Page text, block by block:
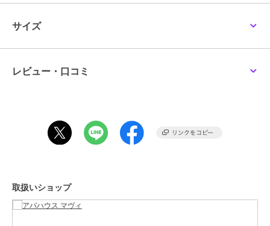
・前裾を軽くインするとバランスよくまとまるので、ぜひお試しくだ
さい。
ブランド
ー
性別タイプ
レディース
カラー
サイズ
レビュー・口コミ
取扱いショップ